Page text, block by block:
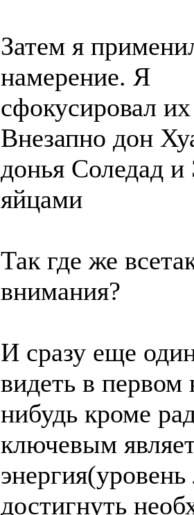
Затем я
намерение. Я
сфокусировал
Внезапно дон
донья Соледад
яйцами
Так где же
внимания?
И сразу еще
видеть в
нибудь кроме
ключевым
достигнуть